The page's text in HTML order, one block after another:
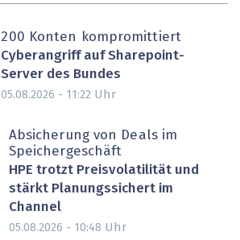
200 Konten kompromittiert
Cyberangriff auf Sharepoint-
Server des Bundes
05.08.2026 - 11:22 Uhr
Absicherung von Deals im
Speichergeschäft
HPE trotzt Preisvolatilität und
stärkt Planungssichert im
Channel
05.08.2026 - 10:48 Uhr